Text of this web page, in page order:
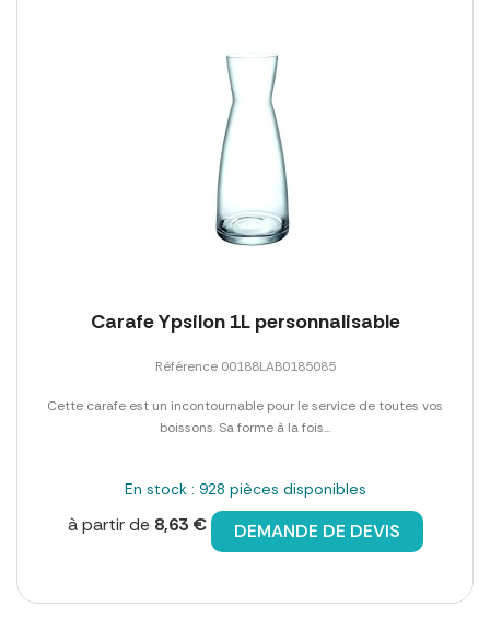
Carafe Ypsilon 1L personnalisable
Référence 00188LAB0185085
Cette carafe est un incontournable pour le service de toutes vos
boissons. Sa forme à la fois...
En stock : 928 pièces disponibles
à partir de 8,63 € DEMANDE DE DEVIS